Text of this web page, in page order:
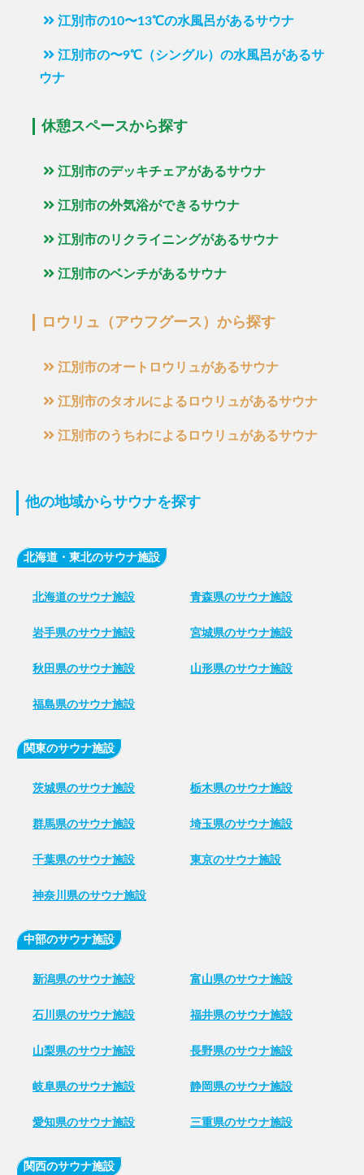
江別市の10〜13℃の水風呂があるサウナ
江別市の〜9℃（シングル）の水風呂があるサ
ウナ
休憩スペースから探す
江別市のデッキチェアがあるサウナ
江別市の外気浴ができるサウナ
江別市のリクライニングがあるサウナ
江別市のベンチがあるサウナ
ロウリュ（アウフグース）から探す
江別市のオートロウリュがあるサウナ
江別市のタオルによるロウリュがあるサウナ
江別市のうちわによるロウリュがあるサウナ
他の地域からサウナを探す
北海道・東北のサウナ施設
北海道のサウナ施設 青森県のサウナ施設
岩手県のサウナ施設 宮城県のサウナ施設
秋田県のサウナ施設 山形県のサウナ施設
福島県のサウナ施設
関東のサウナ施設
茨城県のサウナ施設 栃木県のサウナ施設
群馬県のサウナ施設 埼玉県のサウナ施設
千葉県のサウナ施設 東京のサウナ施設
神奈川県のサウナ施設
中部のサウナ施設
新潟県のサウナ施設 富山県のサウナ施設
石川県のサウナ施設 福井県のサウナ施設
山梨県のサウナ施設 長野県のサウナ施設
岐阜県のサウナ施設 静岡県のサウナ施設
愛知県のサウナ施設 三重県のサウナ施設
関西のサウナ施設